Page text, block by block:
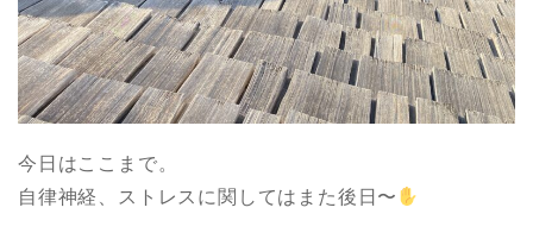
今日はここまで。
自律神経、ストレスに関してはまた後日〜